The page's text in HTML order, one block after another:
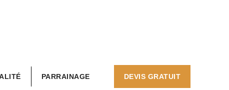
PARRAINAGE DEVIS GRATUIT